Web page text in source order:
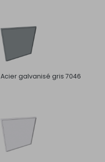
Acier galvanisé gris 7046